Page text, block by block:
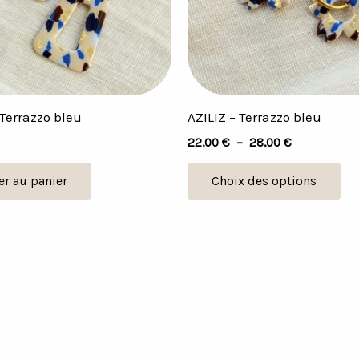
Terrazzo bleu
au panier
AZILIZ – Terrazzo bleu
22,00 € – 28,00 €
Choix des options
du